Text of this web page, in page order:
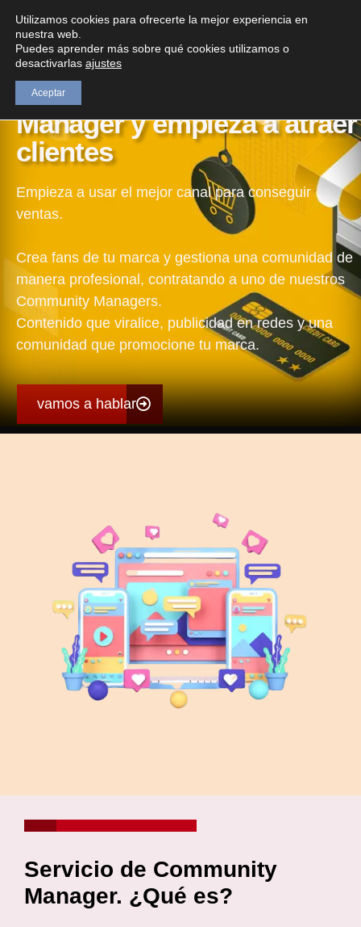
sucommunitymanager.com
Contrata un Community
Manager y empieza a atraer
clientes
Empieza a usar el mejor canal para conseguir
ventas.
Crea fans de tu marca y gestiona una comunidad de
manera profesional, contratando a uno de nuestros
Community Managers.
Contenido que viralice, publicidad en redes y una
comunidad que promocione tu marca.
vamos a hablar
Servicio de Community
Manager. ¿Qué es?
Utilizamos cookies para ofrecerte la mejor experiencia en
nuestra web.
Puedes aprender más sobre qué cookies utilizamos o
desactivarlas ajustes
Aceptar